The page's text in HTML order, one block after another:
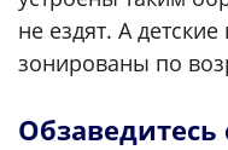
не ездят. А
зонированы по